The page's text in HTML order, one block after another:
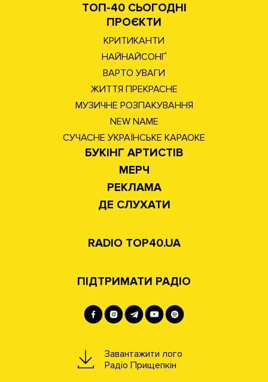
ТОП-40 СЬОГОДНІ
ПРОЄКТИ
КРИТИКАНТИ
НАЙНАЙСОНҐ
ВАРТО УВАГИ
ЖИТТЯ ПРЕКРАСНЕ
МУЗИЧНЕ РОЗПАКУВАННЯ
NEW NAME
СУЧАСНЕ УКРАЇНСЬКЕ КАРАОКЕ
БУКІНГ АРТИСТІВ
МЕРЧ
РЕКЛАМА
ДЕ СЛУХАТИ
RADIO TOP40.UA
ПІДТРИМАТИ РАДІО
Завантажити лого
Радіо Прищепкін